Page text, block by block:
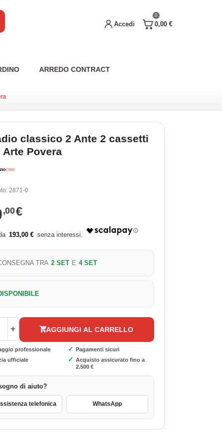
0
0,00 €
Accedi
ARREDO CONTRACT
classico 2 Ante 2 cassetti
Arte Povera
2871-0
,00€
193,00 €
TRA 2 SET E 4 SET
+ AGGIUNGI AL CARRELLO
professionale ✓ Pagamenti sicuri
ufficiale ✓ Acquisto assicurato fino a
2.500 €
di aiuto?
telefonica WhatsApp